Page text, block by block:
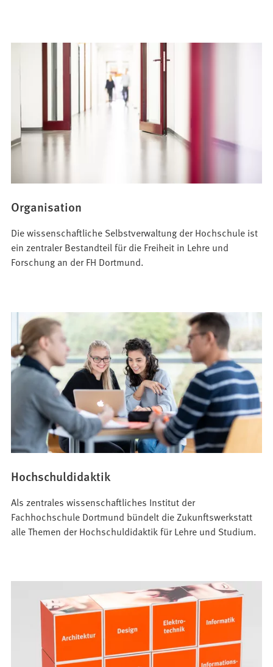
Organisation
Die wissenschaftliche Selbstverwaltung der Hochschule ist
ein zentraler Bestandteil für die Freiheit in Lehre und
Forschung an der FH Dortmund.
Hochschuldidaktik
Als zentrales wissenschaftliches Institut der
Fachhochschule Dortmund bündelt die Zukunftswerkstatt
alle Themen der Hochschuldidaktik für Lehre und Studium.